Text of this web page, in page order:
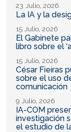
23 Julio, 2026
La IA y la
15 Julio, 2026
El Gabinete
libro sobre el
15 Julio, 2026
César Fieiras
sobre el uso
comunicación
9 Julio, 2026
IA-COM
investigación
el estudio de